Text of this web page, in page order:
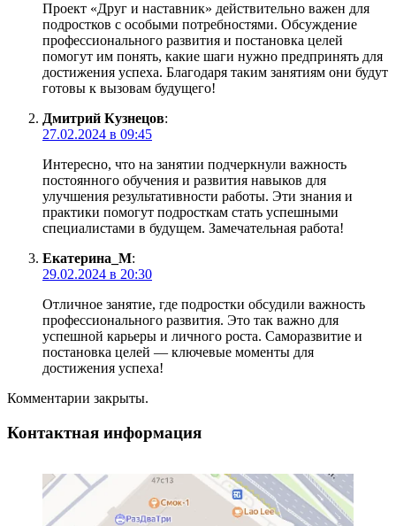
Проект «Друг и наставник» действительно важен для
подростков с особыми потребностями. Обсуждение
профессионального развития и постановка целей
помогут им понять, какие шаги нужно предпринять для
достижения успеха. Благодаря таким занятиям они будут
готовы к вызовам будущего!
Дмитрий Кузнецов:
27.02.2024 в 09:45
Интересно, что на занятии подчеркнули важность
постоянного обучения и развития навыков для
улучшения результативности работы. Эти знания и
практики помогут подросткам стать успешными
специалистами в будущем. Замечательная работа!
Екатерина_М:
29.02.2024 в 20:30
Отличное занятие, где подростки обсудили важность
профессионального развития. Это так важно для
успешной карьеры и личного роста. Саморазвитие и
постановка целей — ключевые моменты для
достижения успеха!
Комментарии закрыты.
Контактная информация